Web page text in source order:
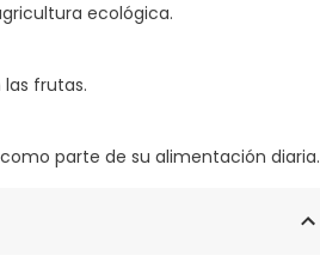
ecológica.
frutas.
parte de su alimentación diaria.